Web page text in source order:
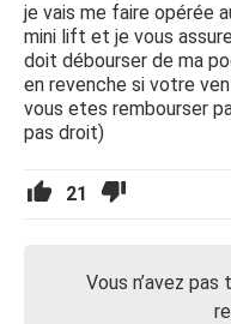
je vais me faire opérée
mini lift et je vous
doit débourser de ma
en revenche si votre
vous etes rembourser
pas droit)
21
Vous n’avez